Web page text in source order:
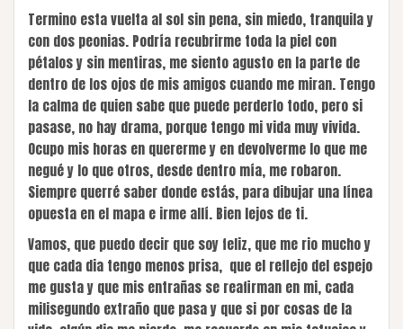
Termino esta vuelta al sol sin pena, sin miedo, tranquila y
con dos peonias. Podría recubrirme toda la piel con
pétalos y sin mentiras, me siento agusto en la parte de
dentro de los ojos de mis amigos cuando me miran. Tengo
la calma de quien sabe que puede perderlo todo, pero si
pasase, no hay drama, porque tengo mi vida muy vivida.
Ocupo mis horas en quererme y en devolverme lo que me
negué y lo que otros, desde dentro mía, me robaron.
Siempre querré saber donde estás, para dibujar una línea
opuesta en el mapa e irme allí. Bien lejos de ti.
Vamos, que puedo decir que soy feliz, que me rio mucho y
que cada dia tengo menos prisa, que el reflejo del espejo
me gusta y que mis entrañas se reafirman en mi, cada
milisegundo extraño que pasa y que si por cosas de la